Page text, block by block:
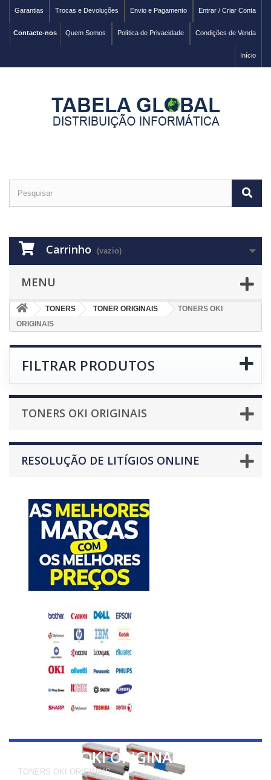
Entrar / Criar Conta
Envio e Pagamento
Trocas e Devoluções
Garantias
Condições de Venda
Política de Privacidade
Quem Somos
Contacte-nos
Início
Carrinho (vazio)
MENU
TONERS TONER ORIGINAIS
TONERS OKI
ORIGINAIS
FILTRAR PRODUTOS
TONERS OKI ORIGINAIS
RESOLUÇÃO DE LITÍGIOS ONLINE
TONERS OKI ORIGINAIS
TONERS OKI ORIGINAIS